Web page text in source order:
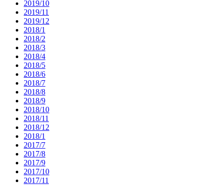
2019/10
2019/11
2019/12
2018/1
2018/2
2018/3
2018/4
2018/5
2018/6
2018/7
2018/8
2018/9
2018/10
2018/11
2018/12
2018/1
2017/7
2017/8
2017/9
2017/10
2017/11